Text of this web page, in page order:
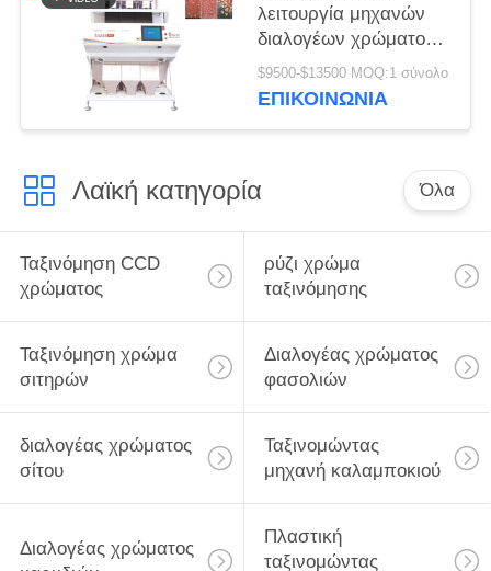
λειτουργία μηχανών
διαλογέων χρώματος
καμερών φυστικιών
CCD υδατοπτώσεων
$9500-$13500 MOQ:1 σύνολο
ΕΠΙΚΟΙΝΩΝΊΑ
Λαϊκή κατηγορία Όλα
Ταξινόμηση CCD
χρώματος
ρύζι χρώμα
ταξινόμησης
Ταξινόμηση χρώμα
σιτηρών
Διαλογέας χρώματος
φασολιών
διαλογέας χρώματος
σίτου
Ταξινομώντας
μηχανή καλαμποκιού
Διαλογέας χρώματος
Πλαστική
ταξινομώντας